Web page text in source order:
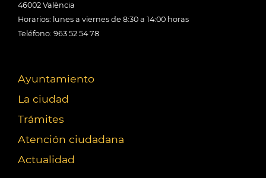
46002 València
Horarios: lunes a viernes de 8:30 a 14:00 horas
Teléfono: 963 52 54 78
Ayuntamiento
La ciudad
Trámites
Atención ciudadana
Actualidad